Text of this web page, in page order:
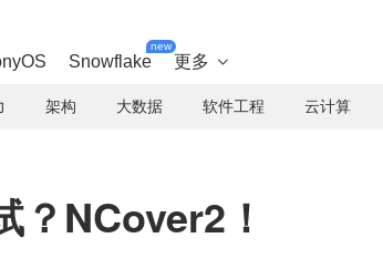
Snowflake
new
更多 
架构 大数据 软件工程 云计算
？NCover2！